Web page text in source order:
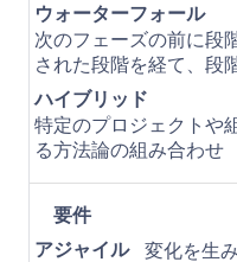
ウォーターフォール
次のフェーズの前に段
された段階を経て、段
ハイブリッド
特定のプロジェクトや
る方法論の組み合わせ
要件
アジャイル 変化を生